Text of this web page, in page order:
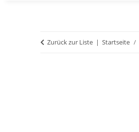
Zurück zur Liste Startseite